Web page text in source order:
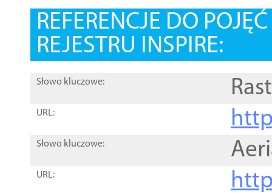
REFERENCJE DO
REJESTRU INSPIRE:
Słowo kluczowe:
URL:
Słowo kluczowe:
URL: